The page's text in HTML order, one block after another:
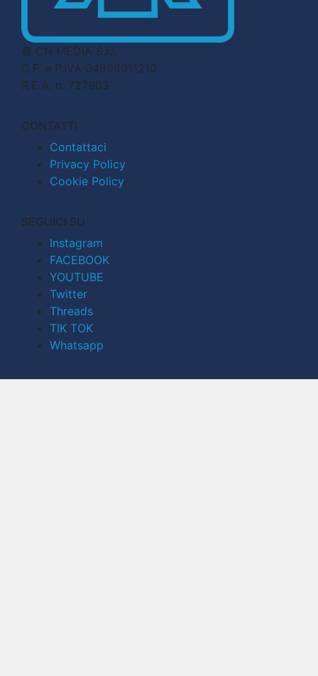
© CN MEDIA S.r.l.
C.F. e P.IVA 04998911210
R.E.A. n. 727803
CONTATTI
Contattaci
Privacy Policy
Cookie Policy
SEGUICI SU
Instagram
FACEBOOK
YOUTUBE
Twitter
Threads
TIK TOK
Whatsapp